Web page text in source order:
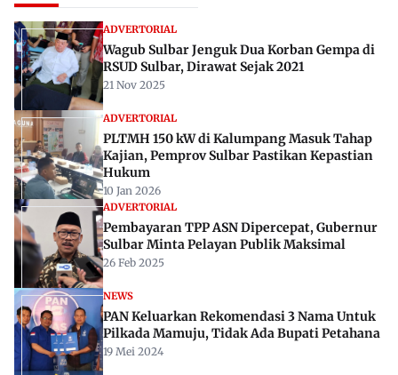
ADVERTORIAL
Wagub Sulbar Jenguk Dua Korban Gempa di
RSUD Sulbar, Dirawat Sejak 2021
21 Nov 2025
ADVERTORIAL
PLTMH 150 kW di Kalumpang Masuk Tahap
Kajian, Pemprov Sulbar Pastikan Kepastian
Hukum
10 Jan 2026
ADVERTORIAL
Pembayaran TPP ASN Dipercepat, Gubernur
Sulbar Minta Pelayan Publik Maksimal
26 Feb 2025
NEWS
PAN Keluarkan Rekomendasi 3 Nama Untuk
Pilkada Mamuju, Tidak Ada Bupati Petahana
19 Mei 2024